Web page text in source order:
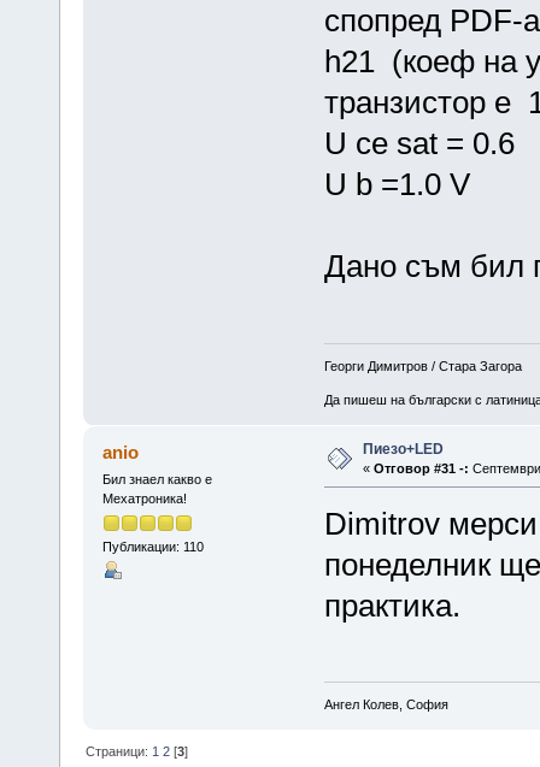
спопред PDF-а
h21 (коеф на
транзистор е
U ce sat = 0.6
U b =1.0 V
Дано съм бил
Георги Димитров / Стара Загора
Да пишеш на български с
anio
Бил знаел какво е
Мехатроника!
Публикации: 110
Пиезо+LED
« Отговор #31 -:
Dimitrov
понеделник
практика.
Ангел Колев, София
Страници: 1 2 [3]